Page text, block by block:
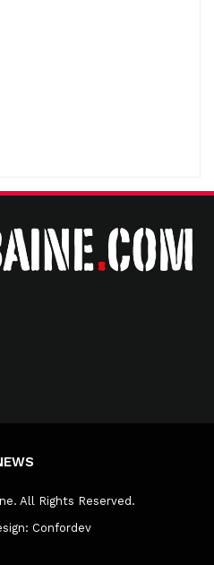
All Rights Reserved.
Confordev